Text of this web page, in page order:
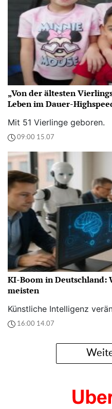
„Von der ältesten
Leben im Dauer-
Mit 51 Vierlinge geboren.
09:00 15.07
KI-Boom in Deutschland:
meisten
Künstliche Intelligenz
16:00 14.07